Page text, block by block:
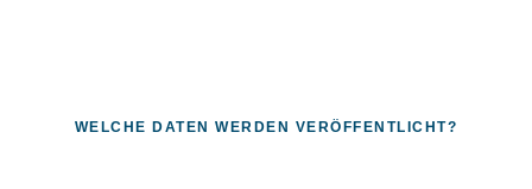
WELCHE DATEN WERDEN VERÖFFENTLICHT?